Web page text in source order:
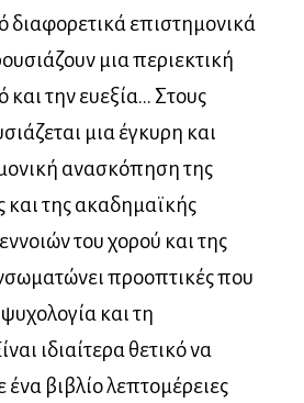
επιστημονικά
μια περιεκτική
και την ευεξία… Στους
μια έγκυρη και
ανασκόπηση της
και της ακαδημαϊκής
του χορού και της
προοπτικές που
και τη
ιδιαίτερα θετικό να
ένα βιβλίο λεπτομέρειες